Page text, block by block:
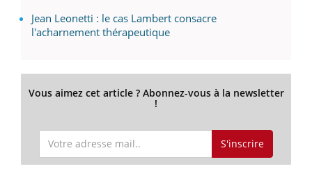
Jean Leonetti : le cas Lambert consacre
l'acharnement thérapeutique
Vous aimez cet article ? Abonnez-vous à la newsletter
!
S'inscrire